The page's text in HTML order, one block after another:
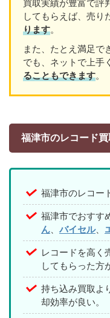
買取実績が豊富で評
してもらえば、売り
ります。
また、たとえ満足で
でも、ネットで上手
ることもできます。
福津市のレコード
福津市のレコー
福津市でおすす
ん
バイセル、
レコードを高く
してもらった方
持ち込み買取よ
却効率が良い。